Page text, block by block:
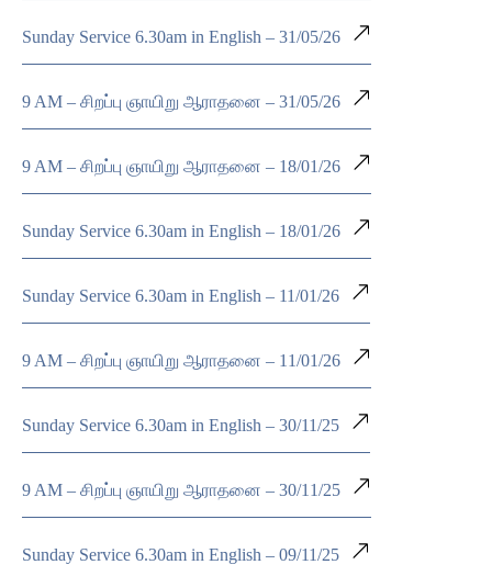
Sunday Service 6.30am in English – 31/05/26
9 AM – சிறப்பு ஞாயிறு ஆராதனை – 31/05/26
9 AM – சிறப்பு ஞாயிறு ஆராதனை – 18/01/26
Sunday Service 6.30am in English – 18/01/26
Sunday Service 6.30am in English – 11/01/26
9 AM – சிறப்பு ஞாயிறு ஆராதனை – 11/01/26
Sunday Service 6.30am in English – 30/11/25
9 AM – சிறப்பு ஞாயிறு ஆராதனை – 30/11/25
Sunday Service 6.30am in English – 09/11/25